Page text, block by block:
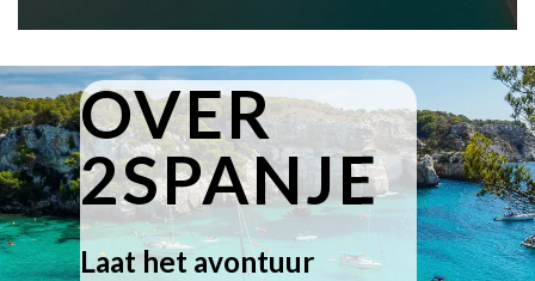
OVER
2SPANJE
Laat het avontuur